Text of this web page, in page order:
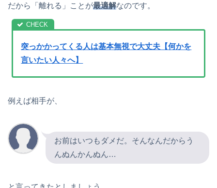
だから「離れる」ことが最適解なのです。
突っかかってくる人は基本無視で大丈夫【何かを
言いたい人々へ】
例えば相手が、
お前はいつもダメだ。そんなんだからう
んぬんかんぬん…